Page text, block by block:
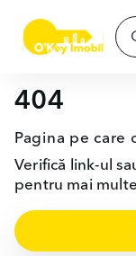
404
Pagina pe care
Verifică link-ul
pentru mai